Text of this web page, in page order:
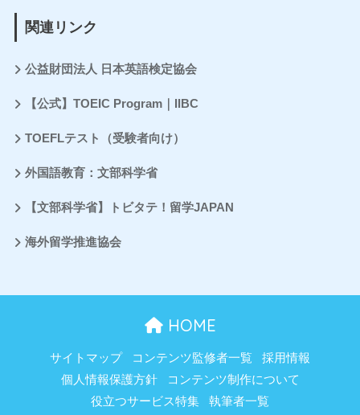
関連リンク
公益財団法人 日本英語検定協会
【公式】TOEIC Program｜IIBC
TOEFLテスト（受験者向け）
外国語教育：文部科学省
【文部科学省】トビタテ！留学JAPAN
海外留学推進協会
HOME
サイトマップ コンテンツ監修者一覧
採用情報
個人情報保護方針
コンテンツ制作について
役立つサービス特集
執筆者一覧